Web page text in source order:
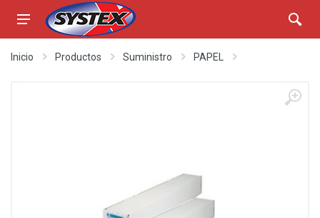
Inicio Productos Suministro PAPEL